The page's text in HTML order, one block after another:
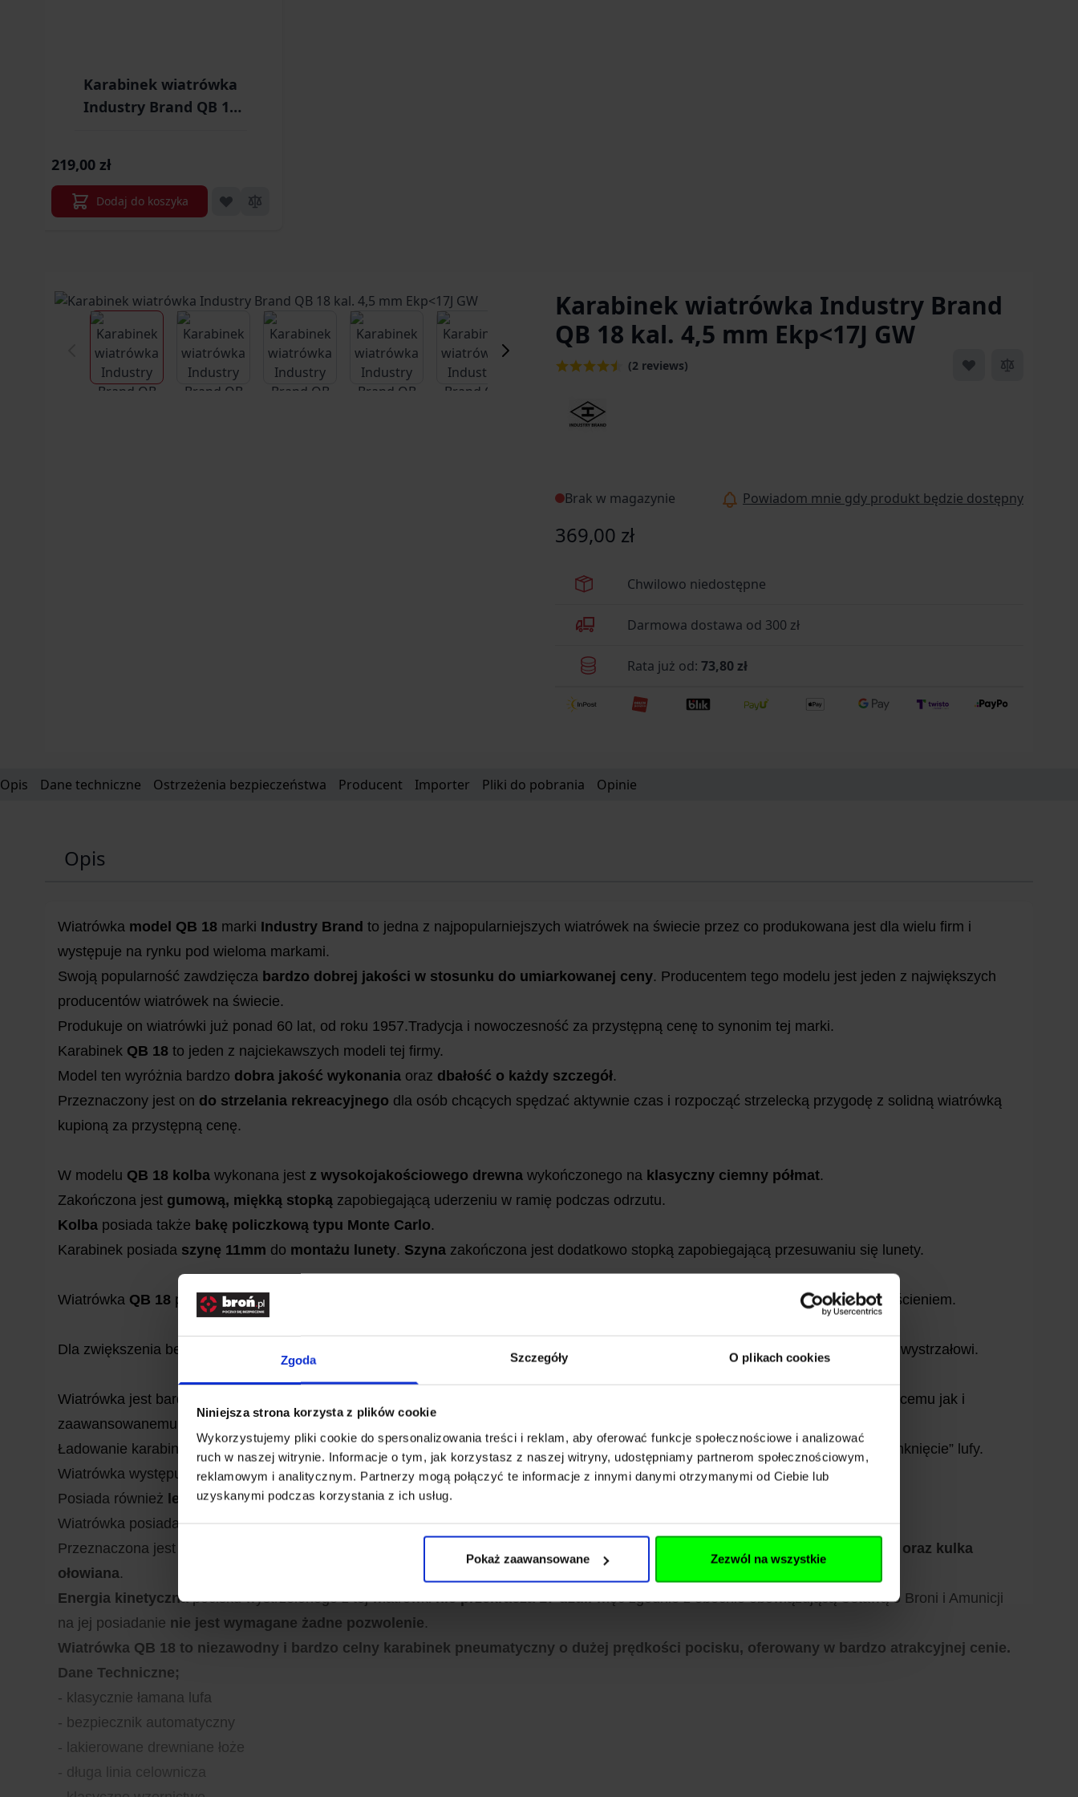
Zgoda Szczegóły O plikach cookies
Niniejsza strona korzysta z plików cookie
Wykorzystujemy pliki cookie do spersonalizowania treści i reklam, aby oferować funkcje społecznościowe i analizować
ruch w naszej witrynie. Informacje o tym, jak korzystasz z naszej witryny, udostępniamy partnerom społecznościowym,
reklamowym i analitycznym. Partnerzy mogą połączyć te informacje z innymi danymi otrzymanymi od Ciebie lub
uzyskanymi podczas korzystania z ich usług.
Pokaż zaawansowane Zezwól na wszystkie
Karabinek wiatrówka
Industry Brand QB 12
219,00 zł
Dodaj do koszyka
Karabinek wiatrówka Industry Brand
QB 18 kal. 4,5 mm Ekp<17J GW
(2 reviews)
View larger imageView larger imageView larger imageView larger imageView larger imageView larger image
Brak w magazynie Powiadom mnie gdy produkt będzie dostępny
369,00 zł
Chwilowo niedostępne
Darmowa dostawa od 300 zł
Rata już od: 73,80 zł
Opis Dane techniczne Ostrzeżenia bezpieczeństwa Producent Importer Pliki do pobrania Opinie
Opis
Wiatrówka model QB 18 marki Industry Brand to jedna z najpopularniejszych wiatrówek na świecie przez co produkowana jest dla wielu firm i
występuje na rynku pod wieloma markami.
Swoją popularność zawdzięcza bardzo dobrej jakości w stosunku do umiarkowanej ceny. Producentem tego modelu jest jeden z największych
producentów wiatrówek na świecie.
Produkuje on wiatrówki już ponad 60 lat, od roku 1957.Tradycja i nowoczesność za przystępną cenę to synonim tej marki.
Karabinek QB 18 to jeden z najciekawszych modeli tej firmy.
Model ten wyróżnia bardzo dobra jakość wykonania oraz dbałość o każdy szczegół.
Przeznaczony jest on do strzelania rekreacyjnego dla osób chcących spędzać aktywnie czas i rozpocząć strzelecką przygodę z solidną wiatrówką
kupioną za przystępną cenę.
W modelu QB 18 kolba wykonana jest z wysokojakościowego drewna wykończonego na klasyczny ciemny półmat.
Zakończona jest gumową, miękką stopką zapobiegającą uderzeniu w ramię podczas odrzutu.
Kolba posiada także bakę policzkową typu Monte Carlo.
Karabinek posiada szynę 11mm do montażu lunety. Szyna zakończona jest dodatkowo stopką zapobiegającą przesuwaniu się lunety.
Wiatrówka QB 18 posiadaw pełni regulowaną w pionie i w poziomie szczerbinkę oraz muszkę zabezpieczoną specjalnym pierścieniem.
Dla zwiększenia bezpieczeństwa obsługi wiatrówka automatyczny bezpiecznik zapobiegający niekontrolowanemu wystrzałowi.
Wiatrówka jest bardzo dobrze wyważona. Leży stabilnie i pewnie. Strzelanie z tej wiatrówki sprawi przyjemność zarówno początkującemu jak i
zaawansowanemu strzelcowi.
Ładowanie karabinka odbywa się w sposób tradycyjny poprzez „łamanie” lufy, naciąg sprężyny a następnie załadowanie śrutu i „zamknięcie” lufy.
Wiatrówka występuje w dwóch kalibrach lufy: 4,5mm oraz 5,5mm
Posiada również lekki, płynnie działający system spustowy
Wiatrówka posiada oczywiścielufę gwintowanązakończoną koroną poprawiającą celność karabinka.
Przeznaczona jest do stosowania
szpic, grzybek, płaski oraz kulka
ołowiana.
Energia kinetycznapocisku wystrzelonego z tej wiatrówkinie przekracza 17 dżuliwięc zgodnie z obecnie obowiązującą Ustawą o Broni i Amunicji
na jej posiadanie nie jest wymagane żadne pozwolenie.
Wiatrówka QB 18 to niezawodny i bardzo celny karabinek pneumatyczny o dużej prędkości pocisku, oferowany w bardzo atrakcyjnej cenie.
Dane Techniczne;
- klasycznie łamana lufa
- bezpiecznik automatyczny
- lakierowane drewniane łoże
- długa linia celownicza